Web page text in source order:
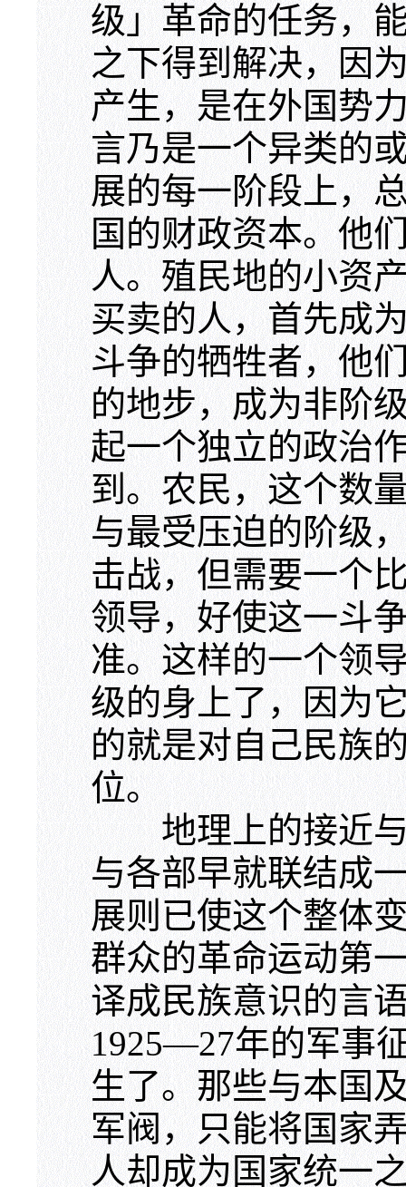
级」革命的任务，
之下得到解决，因
产生，是在外国势
言乃是一个异类的
展的每一阶段上，
国的财政资本。他
人。殖民地的小资
买卖的人，首先成
斗争的牺牲者，他
的地步，成为非阶
起一个独立的政治
到。农民，这个数
与最受压迫的阶级
击战，但需要一个
领导，好使这一斗
准。这样的一个领
级的身上了，因为
的就是对自己民族
位。
地理上的接近与
与各部早就联结成
展则已使这个整体
群众的革命运动第
译成民族意识的言
1925—27年的军事
生了。那些与本国
军阀，只能将国家
人却成为国家统一